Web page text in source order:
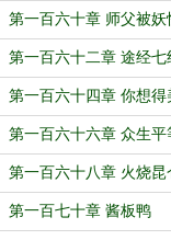
第一百六十章 师父被妖
第一百六十二章 途经七
第一百六十四章 你想得
第一百六十六章 众生平
第一百六十八章 火烧昆
第一百七十章 酱板鸭